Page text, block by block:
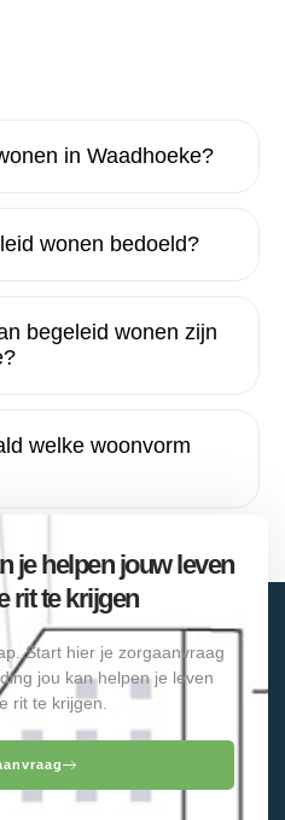
in Waadhoeke?
wonen bedoeld?
begeleid wonen zijn
welke woonvorm
je helpen jouw leven
rit te krijgen
Start hier je zorgaanvraag
jou kan helpen je leven
rit te krijgen.